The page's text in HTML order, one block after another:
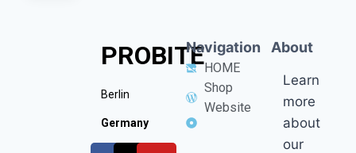
PROBITE
Berlin
Germany
Navigation
HOME
Shop
Website
About
Learn
more
about
our